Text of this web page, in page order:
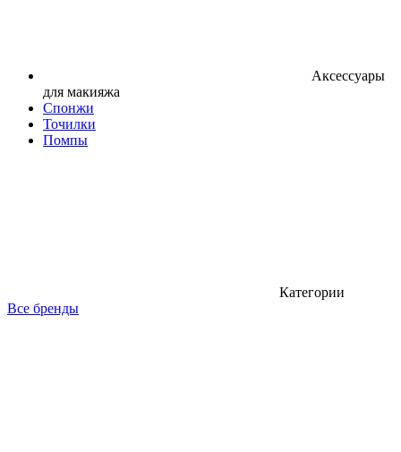
Аксессуары
для макияжа
Спонжи
Точилки
Помпы
Категории
Все бренды